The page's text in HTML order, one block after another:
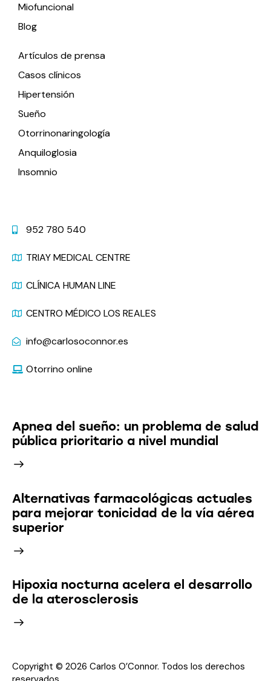
Miofuncional
Blog
Artículos de prensa
Casos clínicos
Hipertensión
Sueño
Otorrinonaringología
Anquiloglosia
Insomnio
952 780 540
TRIAY MEDICAL CENTRE
CLÍNICA HUMAN LINE
CENTRO MÉDICO LOS REALES
info@carlosoconnor.es
Otorrino online
Apnea del sueño: un problema de salud
pública prioritario a nivel mundial
Alternativas farmacológicas actuales
para mejorar tonicidad de la vía aérea
superior
Hipoxia nocturna acelera el desarrollo
de la aterosclerosis
Copyright © 2026 Carlos O’Connor. Todos los derechos